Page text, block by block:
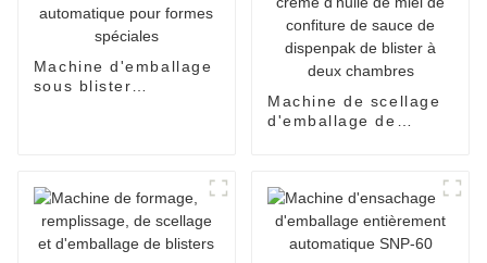
Machine d'emballage
sous blister
Machine de scellage
d'emballage de
confiture de sauce de
dispenpak de blister
à deux chambres